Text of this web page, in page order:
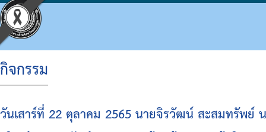
ข้อมูลพื้นฐาน
โครงสร้างผู้บริหาร
แผนพัฒนาท้องถิ่น
รายงานความก้าวหน้าการจัดซื้อจัดจ้างหรือกา
แผนการบริหารและพัฒนาบุคคล
ข่าวประชาสัมพันธ์
แนวทางปฏิบัติเรื่องร้องเรียน
กิจกรรม
วันเสาร์ที่ 22 ตุลาคม 2565 นายจิรวัฒน์ สะสมทรัพย์